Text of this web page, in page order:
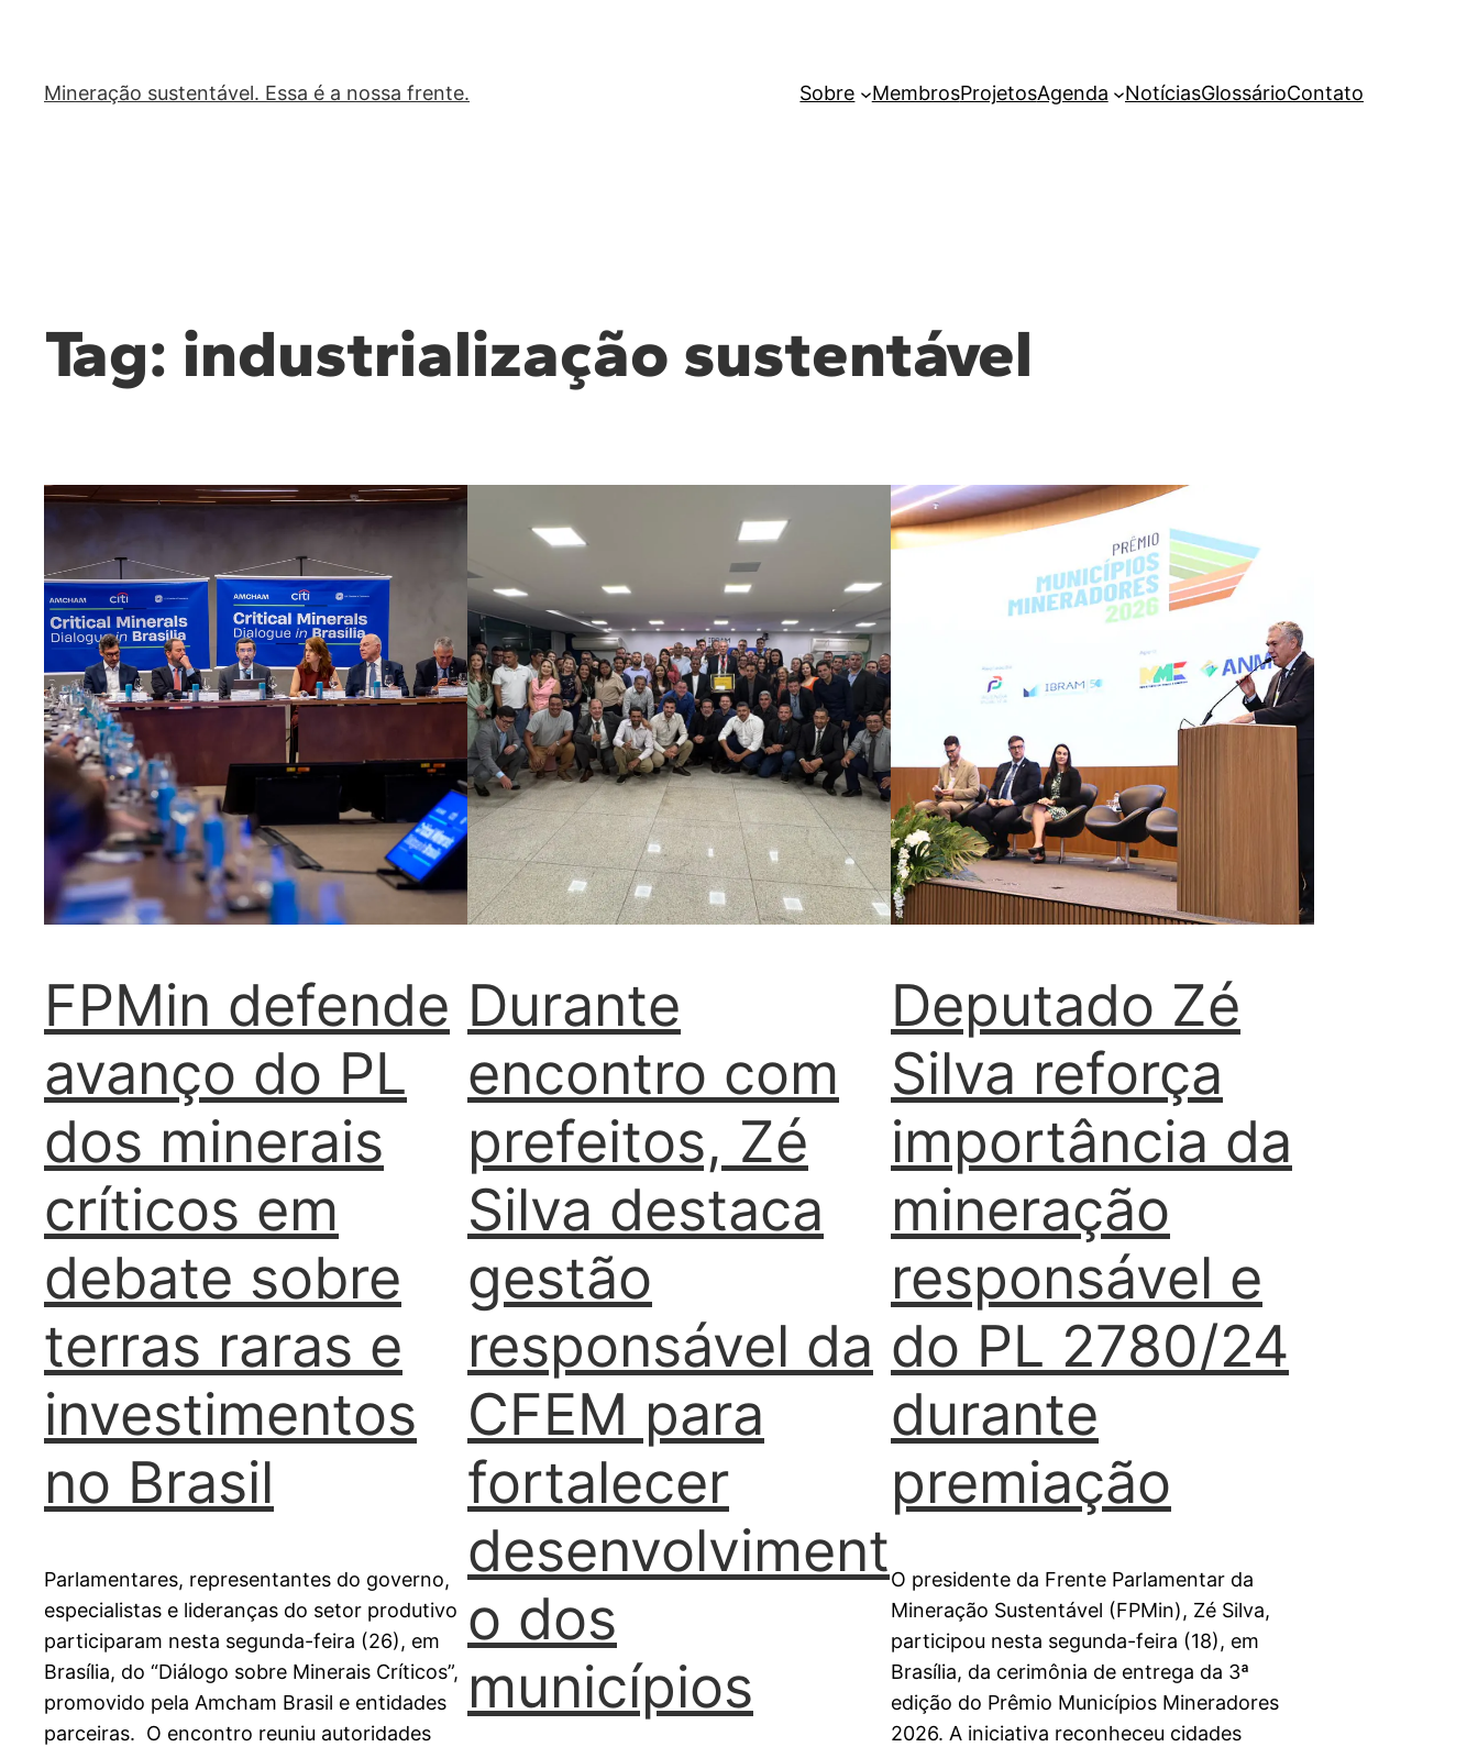
Mineração sustentável. Essa é a nossa frente. Sobre MembrosProjetosAgenda NotíciasGlossárioContato
Tag: industrialização sustentável
FPMin defende
avanço do PL
dos minerais
críticos em
debate sobre
terras raras e
investimentos
no Brasil
Parlamentares, representantes do governo,
especialistas e lideranças do setor produtivo
participaram nesta segunda-feira (26), em
Brasília, do “Diálogo sobre Minerais Críticos”,
promovido pela Amcham Brasil e entidades
parceiras. O encontro reuniu autoridades
Durante
encontro com
prefeitos, Zé
Silva destaca
gestão
responsável da
CFEM para
fortalecer
desenvolviment
o dos
municípios
Deputado Zé
Silva reforça
importância da
mineração
responsável e
do PL 2780/24
durante
premiação
O presidente da Frente Parlamentar da
Mineração Sustentável (FPMin), Zé Silva,
participou nesta segunda-feira (18), em
Brasília, da cerimônia de entrega da 3ª
edição do Prêmio Municípios Mineradores
2026. A iniciativa reconheceu cidades